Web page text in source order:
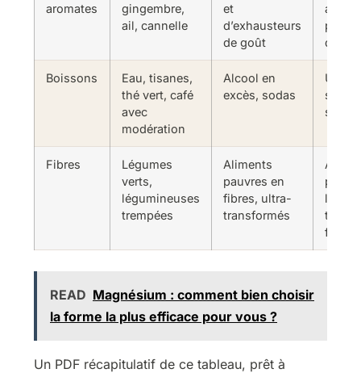
aromates
gingembre,
ail, cannelle
et
d’exhausteurs
de goût
avec
plutôt
du sel
Boissons
Eau, tisanes,
thé vert, café
avec
modération
Alcool en
excès, sodas
Une
soir
soda
Fibres
Légumes
verts,
légumineuses
trempées
Aliments
pauvres en
fibres, ultra-
transformés
fois
READ Magnésium : comment bien choisir
la forme la plus efficace pour vous ?
Un PDF récapitulatif de ce tableau, prêt à